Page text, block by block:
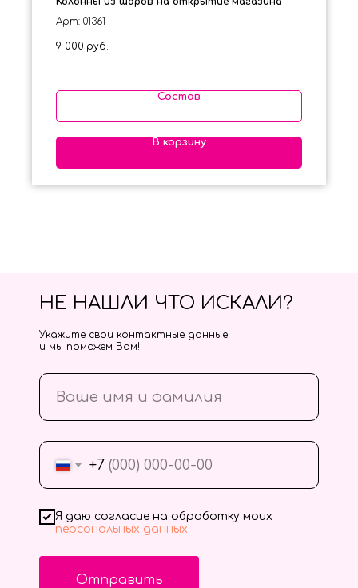
Арт: 01361
9 000 руб.
Состав
В корзину
+7
Я даю согласие на обработку моих
персональных данных
Отправить
НЕ НАШЛИ ЧТО ИСКАЛИ?
Укажите свои контактные данные
и мы поможем Вам!